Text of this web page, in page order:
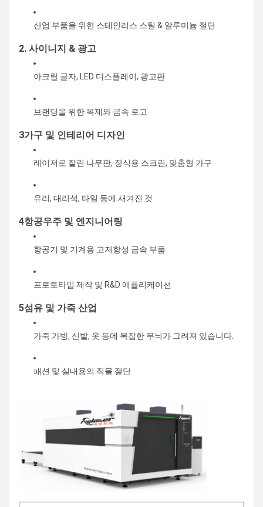
산업 부품을 위한 스테인리스 스틸 & 알루미늄 절단
2. 사이니지 & 광고
아크릴 글자, LED 디스플레이, 광고판
브랜딩을 위한 목재와 금속 로고
3가구 및 인테리어 디자인
레이저로 잘린 나무판, 장식용 스크린, 맞춤형 가구
유리, 대리석, 타일 등에 새겨진 것
4항공우주 및 엔지니어링
항공기 및 기계용 고저항성 금속 부품
프로토타입 제작 및 R&D 애플리케이션
5섬유 및 가죽 산업
가죽 가방, 신발, 옷 등에 복잡한 무늬가 그려져 있습니다.
패션 및 실내용의 직물 절단